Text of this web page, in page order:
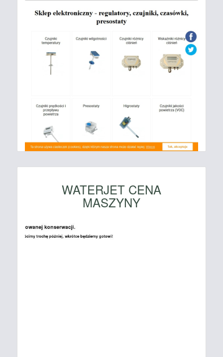
WATERJET CENA
MASZYNY